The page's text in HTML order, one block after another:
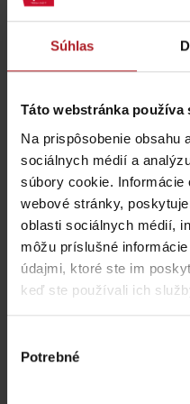
Súhlas
Táto webstránka používa
Na prispôsobenie obsahu
sociálnych médií a
súbory cookie. Informácie
webové stránky,
oblasti sociálnych médií,
môžu príslušné
údajmi, ktoré ste im
keď ste používali ich
súhlasu
Potrebné
Ľubochňa
Salaš Krajinka
Ruzomberok
Koliba Richtárka